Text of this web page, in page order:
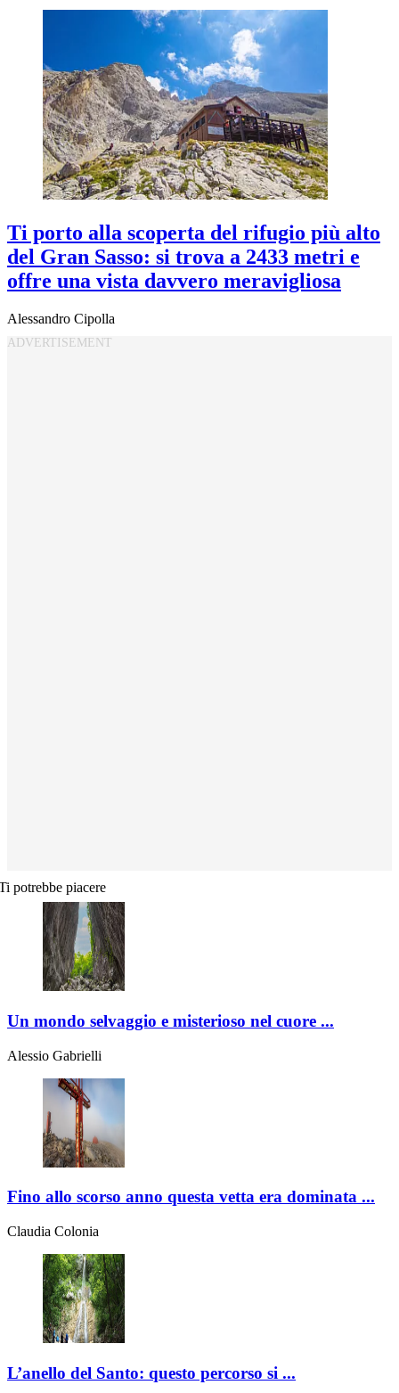
Ti porto alla scoperta del rifugio più alto
del Gran Sasso: si trova a 2433 metri e
offre una vista davvero meravigliosa
Alessandro Cipolla
potrebbe piacere
Un mondo selvaggio e misterioso nel cuore ...
Alessio Gabrielli
Fino allo scorso anno questa vetta era dominata ...
Claudia Colonia
L’anello del Santo: questo percorso si ...